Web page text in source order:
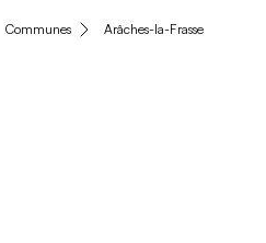
Communes Arâches-la-Frasse